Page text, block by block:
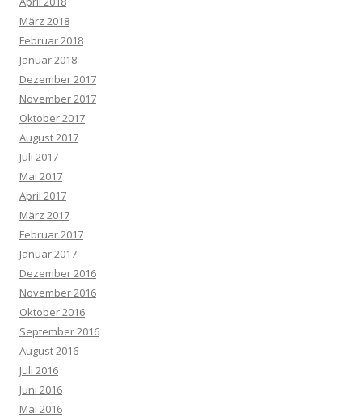
März 2018
Februar 2018
Januar 2018
Dezember 2017
November 2017
Oktober 2017
August 2017
Juli 2017
Mai 2017
April 2017
März 2017
Februar 2017
Januar 2017
Dezember 2016
November 2016
Oktober 2016
September 2016
August 2016
Juli 2016
Juni 2016
Mai 2016